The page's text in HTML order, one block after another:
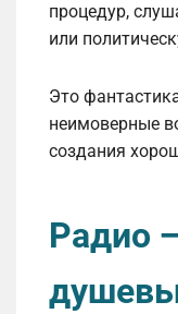
процедур,
или
Это
неимоверные
создания
Радио